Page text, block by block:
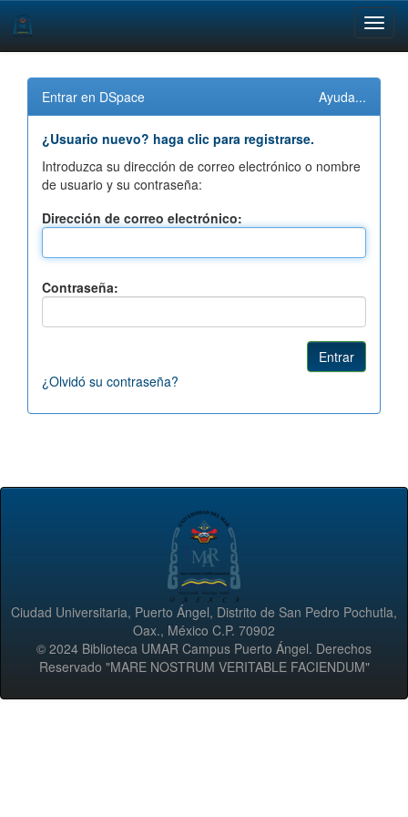
navigation
Entrar en DSpace Ayuda...
¿Usuario nuevo? haga clic para registrarse.
Introduzca su dirección de correo electrónico o nombre
de usuario y su contraseña:
Dirección de correo electrónico:
Contraseña:
¿Olvidó su contraseña?
Ciudad Universitaria, Puerto Ángel, Distrito de San Pedro Pochutla,
Oax., México C.P. 70902
© 2024 Biblioteca UMAR Campus Puerto Ángel. Derechos
Reservado "MARE NOSTRUM VERITABLE FACIENDUM"